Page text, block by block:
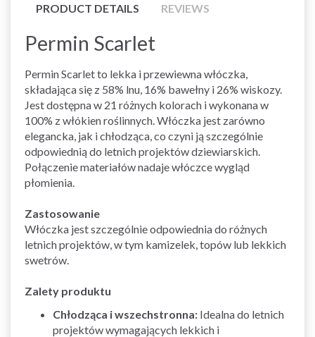
PRODUCT DETAILS REVIEWS
Permin Scarlet
Permin Scarlet to lekka i przewiewna włóczka,
składająca się z 58% lnu, 16% bawełny i 26% wiskozy.
Jest dostępna w 21 różnych kolorach i wykonana w
100% z włókien roślinnych. Włóczka jest zarówno
elegancka, jak i chłodząca, co czyni ją szczególnie
odpowiednią do letnich projektów dziewiarskich.
Połączenie materiałów nadaje włóczce wygląd
płomienia.
Zastosowanie
Włóczka jest szczególnie odpowiednia do różnych
letnich projektów, w tym kamizelek, topów lub lekkich
swetrów.
Zalety produktu
Chłodząca i wszechstronna: Idealna do letnich
projektów wymagających lekkich i